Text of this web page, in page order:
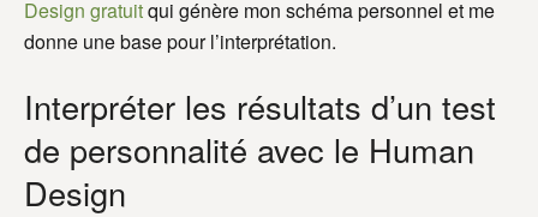
Design gratuitqui génère mon schéma personnel et me
donne une base pour l’interprétation.
Interpréter les résultats d’un test
de personnalité avec le Human
Design